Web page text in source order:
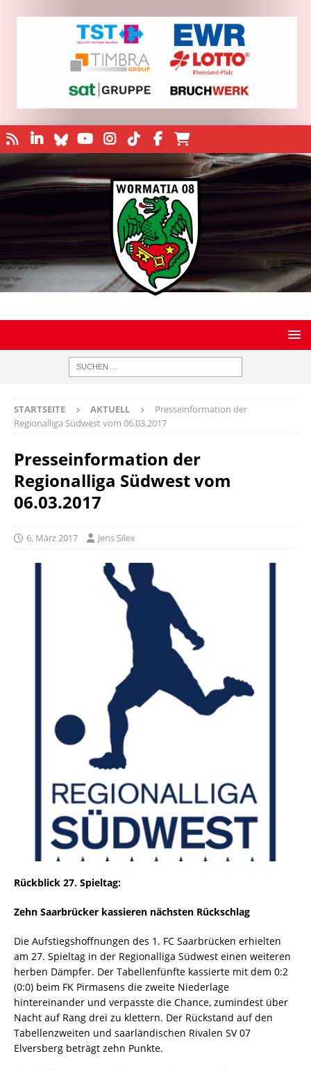
STARTSEITE AKTUELL
Presseinformation der
Regionalliga Südwest vom 06.03.2017
Presseinformation der
Regionalliga Südwest vom
06.03.2017
6. März 2017 Jens Silex
Rückblick 27. Spieltag:
Zehn Saarbrücker kassieren nächsten Rückschlag
Die Aufstiegshoffnungen des 1. FC Saarbrücken erhielten
am 27. Spieltag in der Regionalliga Südwest einen weiteren
herben Dämpfer. Der Tabellenfünfte kassierte mit dem 0:2
(0:0) beim FK Pirmasens die zweite Niederlage
hintereinander und verpasste die Chance, zumindest über
Nacht auf Rang drei zu klettern. Der Rückstand auf den
Tabellenzweiten und saarländischen Rivalen SV 07
Elversberg beträgt zehn Punkte.